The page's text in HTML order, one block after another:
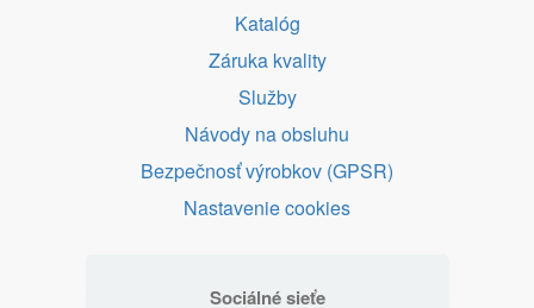
Katalóg
Záruka kvality
Služby
Návody na obsluhu
Bezpečnosť výrobkov (GPSR)
Nastavenie cookies
Sociálné sieťe